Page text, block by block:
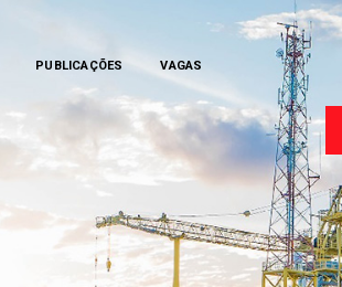
PUBLICAÇÕES VAGAS